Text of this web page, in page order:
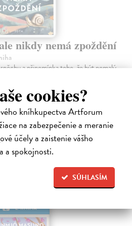
cookies?
kníhkupectva Artforum
na zabezpečenie a meranie
účely a zaistenie vášho
a spokojnosti.
SÚHLASÍM
nikdy nemá zpoždění
a připomínka toho, že být pomalý
cesty? Už jste ho někdy chtěli
aMOBI
E-KNIHA